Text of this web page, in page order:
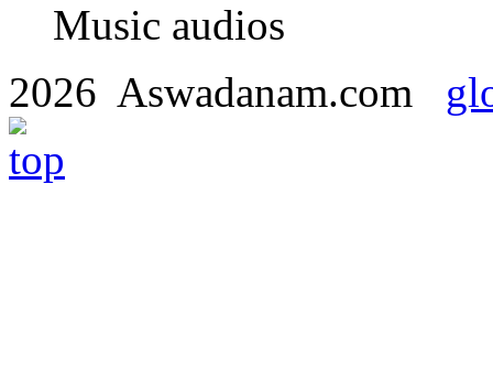
Music audios
2026 Aswadanam.com